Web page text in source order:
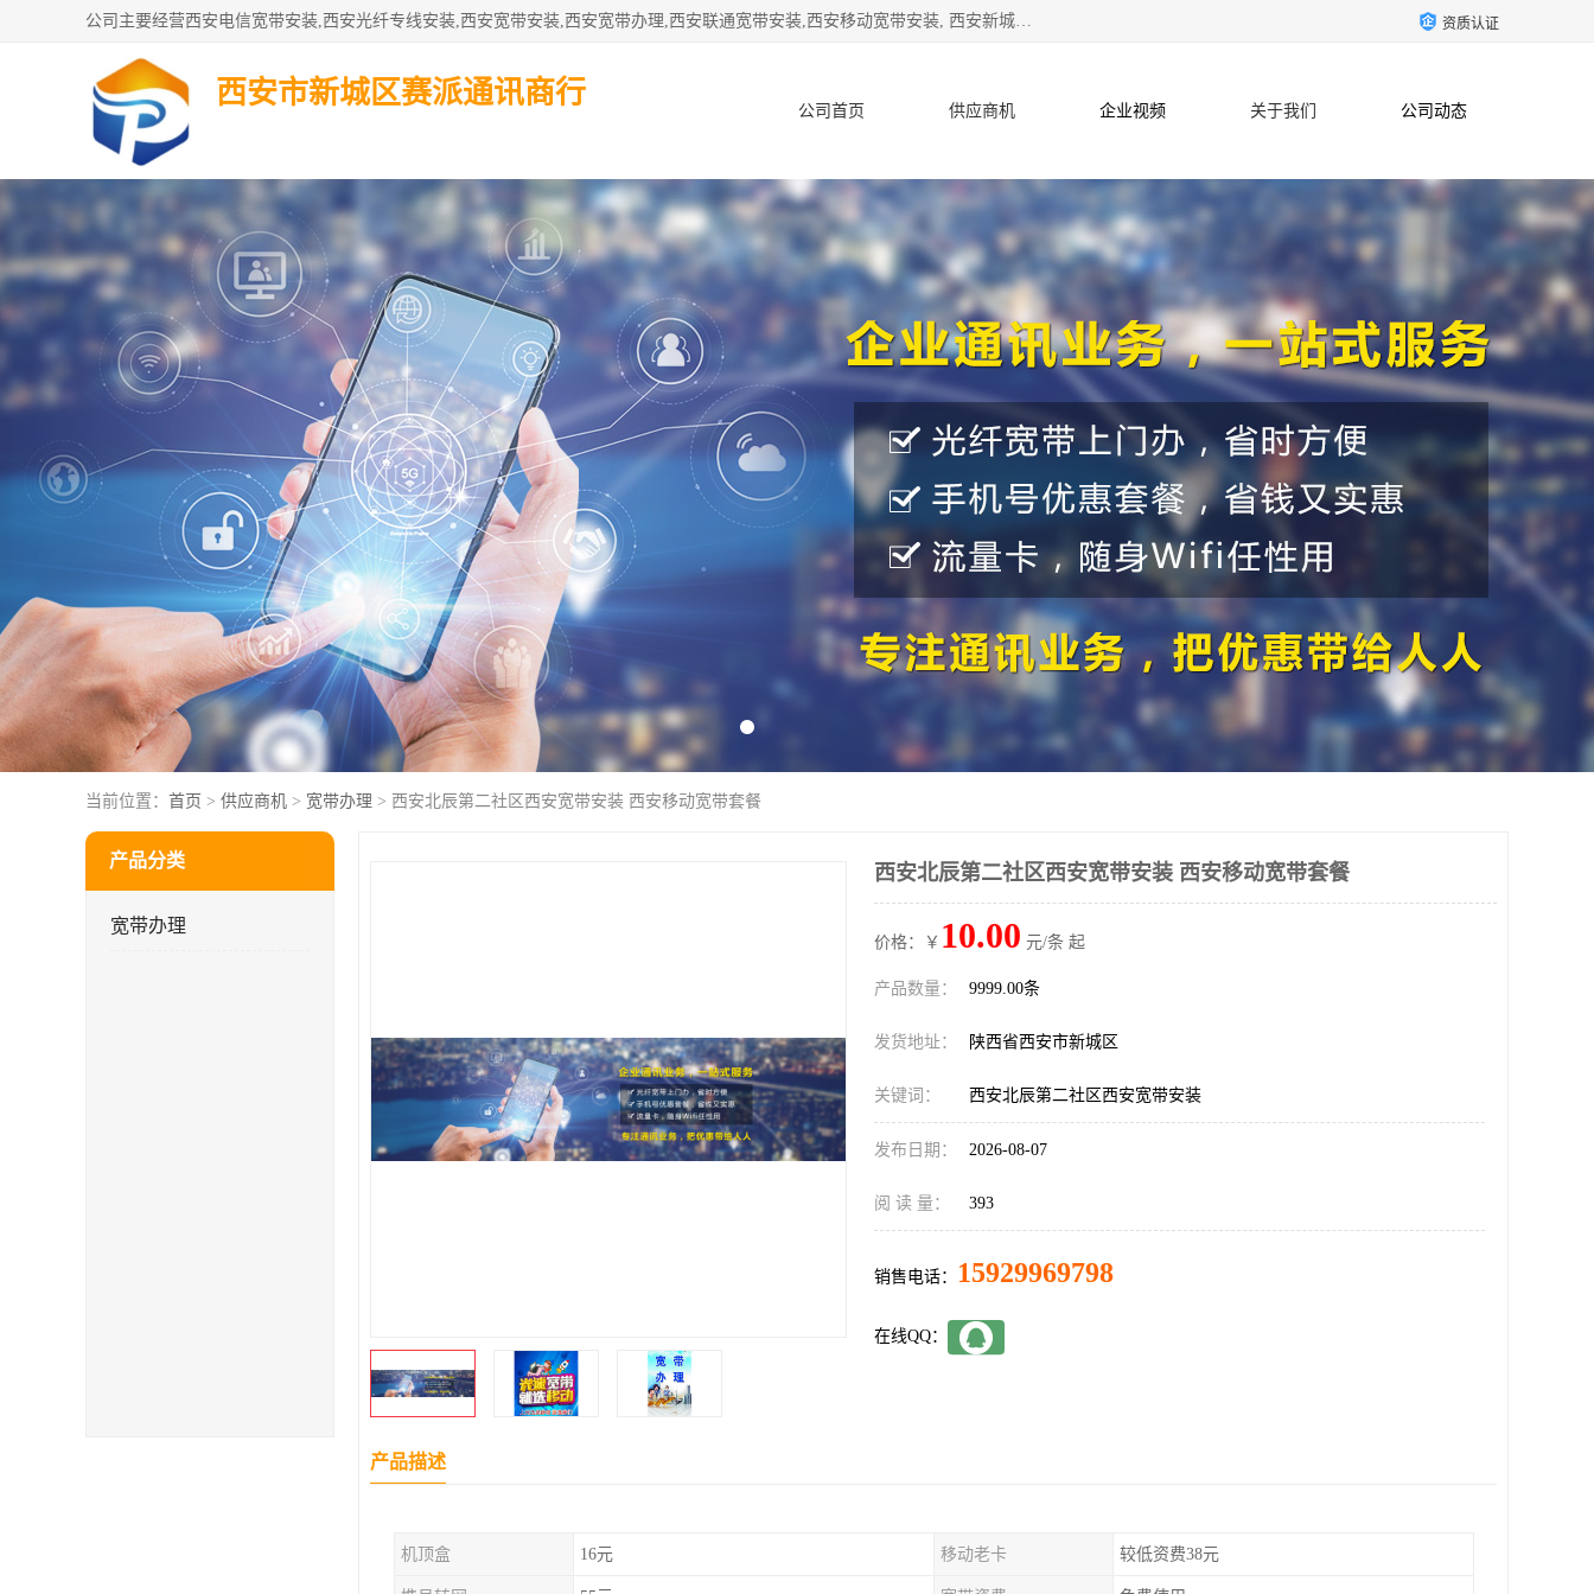
公司主要经营西安电信宽带安装,西安光纤专线安装,西安宽带安装,西安宽带办理,西安联通宽带安装,西安移动宽带安装, 西安新城赛派通讯商行从事西安地区的联通，移动，电信宽带安装，光纤专线安装，宽带办理等业务 资质认证
西安市新城区赛派通讯商行
公司首页 供应商机 企业视频 关于我们 公司动态
产品知识 客户案例 联系方式
当前位置： 首页 > 供应商机 > 宽带办理 > 西安北辰第二社区西安宽带安装 西安移动宽带套餐
产品分类
宽带办理
西安北辰第二社区西安宽带安装 西安移动宽带套餐
价格：￥ 10.00 元/条 起
产品数量： 9999.00条
发货地址： 陕西省西安市新城区
关键词： 西安北辰第二社区西安宽带安装
发布日期： 2026-08-07
阅 读 量： 393
销售电话： 15929969798
在线QQ：
产品描述
机顶盒 16元 移动老卡 较低资费38元